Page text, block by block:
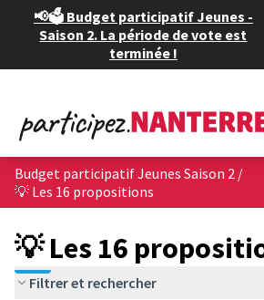
📢🗳️ Budget participatif Jeunes -
Saison 2. La période de vote est
terminée !
Budget participatif Jeunes Saison 2 /
💡 Les 16 propositions
💡 Les 16
Filtrer et rechercher